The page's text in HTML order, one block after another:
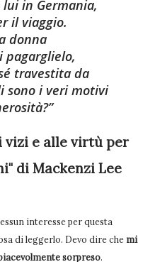
in Germania,
il viaggio.
donna
pagarglielo,
travestita da
sono i veri motivi
vizi e alle virtù per
di Mackenzi Lee
interesse per questa
di leggerlo. Devo dire che mi
sorpreso.